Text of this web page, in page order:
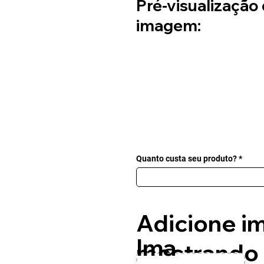
Pré-visualização
imagem:
Quanto custa seu produto?
Adicione
mostrando
Ima